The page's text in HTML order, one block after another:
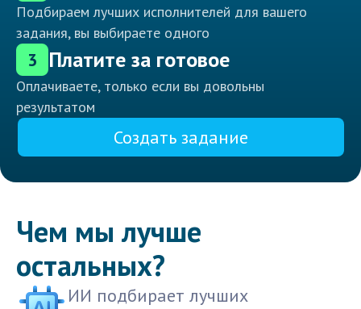
Подбираем лучших исполнителей для вашего
задания, вы выбираете одного
3 Платите за готовое
Оплачиваете, только если вы довольны
результатом
Создать задание
Чем мы лучше
остальных?
ИИ подбирает лучших